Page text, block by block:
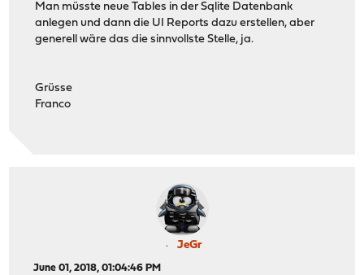
Man müsste neue Tables in der Sqlite Datenbank
anlegen und dann die UI Reports dazu erstellen, aber
generell wäre das die sinnvollste Stelle, ja.
Grüsse
Franco
JeGr
June 01, 2018, 01:04:46 PM